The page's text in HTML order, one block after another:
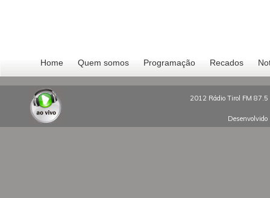
Home Quem somos Programação Recados
2012 Rádio Tirol FM 87.5